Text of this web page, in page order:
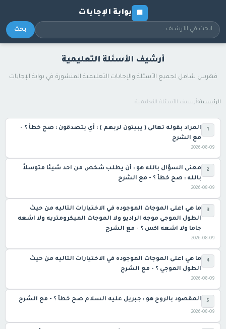
بوابة الإجابات
بحث
أرشيف الأسئلة التعليمية
فهرس شامل لجميع الأسئلة والإجابات التعليمية المنشورة في بوابة الإجابات
الرئيسية›أرشيف الأسئلة التعليمية
1
المراد بقوله تعالى ( يبيتون لربهم ) : أي يتصدقون : صح خطأ ؟ -
مع الشرح
2026-08-09
2
معنى السؤال بالله هو : أن يطلب شخص من احد شيئا متوسلاً
بالله : صح خطأ ؟ - مع الشرح
2026-08-09
3
ما هي اعلى الموجات الموجوده في الاختيارات التاليه من حيث
الطول الموجي موجه الراديو ولا الموجات الميكرومتريه ولا اشعه
جاما ولا اشعه اكس ؟ - مع الشرح
2026-08-09
4
ما هي اعلى الموجات الموجوده في الاختيارات التاليه من حيث
الطول الموجي ؟ - مع الشرح
2026-08-09
5 المقصود بالروح هو : جبريل عليه السلام صح خطأ ؟ - مع الشرح
2026-08-09